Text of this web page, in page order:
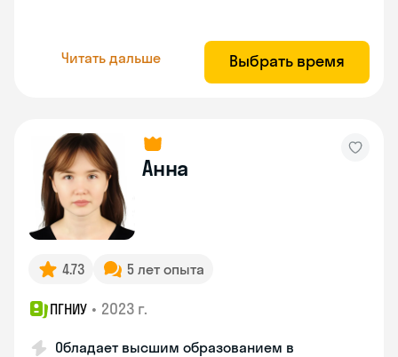
Читать дальше Выбрать время
Анна
4.73 5 лет опыта
ПГНИУ • 2023 г.
Обладает высшим образованием в